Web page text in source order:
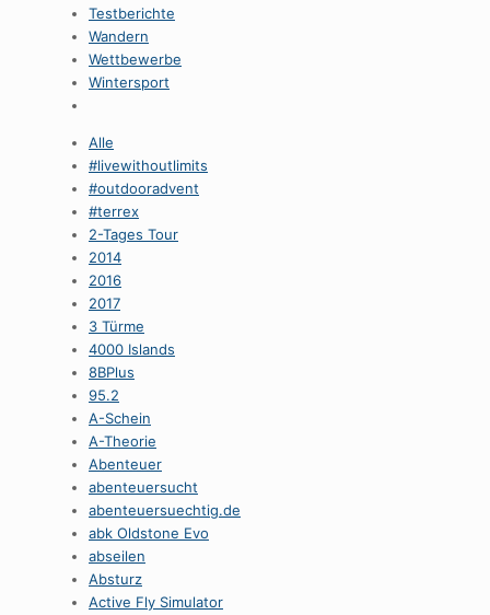
Testberichte
Wandern
Wettbewerbe
Wintersport
Alle
#livewithoutlimits
#outdooradvent
#terrex
2-Tages Tour
2014
2016
2017
3 Türme
4000 Islands
8BPlus
95.2
A-Schein
A-Theorie
Abenteuer
abenteuersucht
abenteuersuechtig.de
abk Oldstone Evo
abseilen
Absturz
Active Fly Simulator